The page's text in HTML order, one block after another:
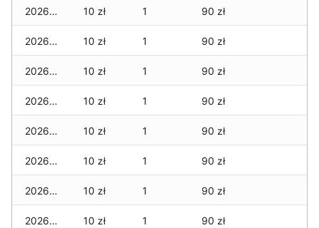
2026-06-20 10 zł 1 90 zł
2026-06-19 10 zł 1 90 zł
2026-06-18 10 zł 1 90 zł
2026-06-17 10 zł 1 90 zł
2026-06-16 10 zł 1 90 zł
2026-06-15 10 zł 1 90 zł
2026-06-14 10 zł 1 90 zł
2026-06-13 10 zł 1 90 zł